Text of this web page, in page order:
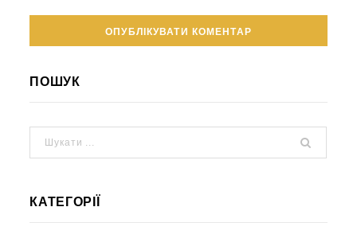
ПОШУК
КАТЕГОРІЇ